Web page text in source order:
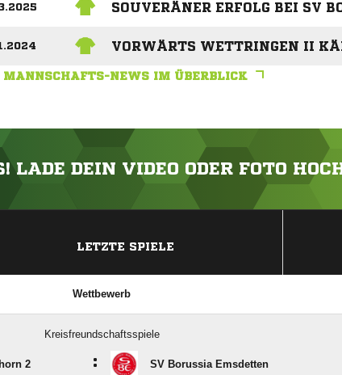
SOUVERÄNER ERFOLG BEI SV
VORWÄRTS WETTRINGEN II
MANNSCHAFTS-NEWS IM ÜBERBLICK
LADE DEIN VIDEO ODER FOTO
LETZTE SPIELE
Wettbewerb
Kreisfreundschaftsspiele
2 : SV Borussia Emsdetten